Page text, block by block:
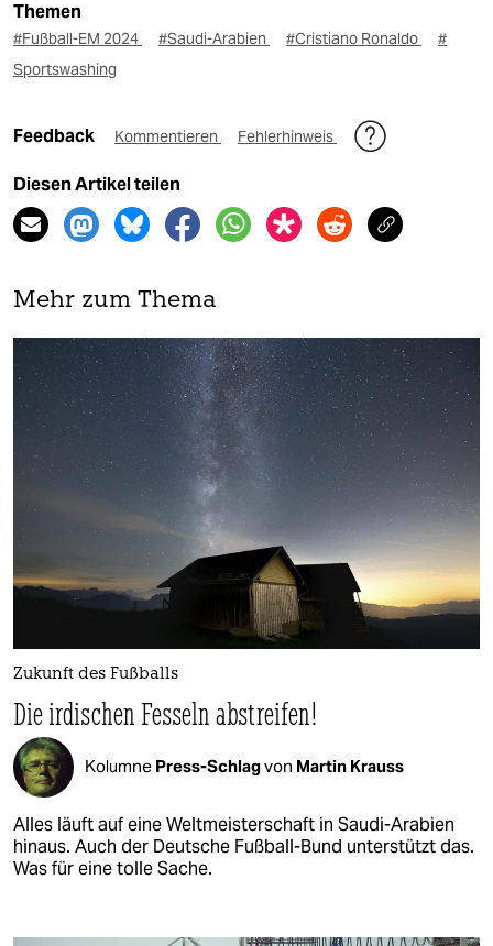
Themen
#Fußball-EM 2024 #Saudi-Arabien #Cristiano Ronaldo
#
Sportswashing
Feedback Kommentieren Fehlerhinweis
Diesen Artikel teilen
Mehr zum Thema
Zukunft des Fußballs
Die irdischen Fesseln abstreifen!
Kolumne Press-Schlagvon Martin Krauss
Alles läuft auf eine Weltmeisterschaft in Saudi-Arabien
hinaus. Auch der Deutsche Fußball-Bund unterstützt das.
Was für eine tolle Sache.